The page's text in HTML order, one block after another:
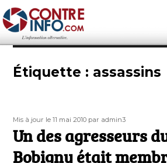
Contre-Info
Étiquette : assassins
Publié
le
Mis à jour le 11 mai 2010 Auteur
par admin3
Un des agresseurs
Bobigny était